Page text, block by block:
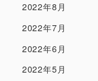
2022年8月
2022年7月
2022年6月
2022年5月